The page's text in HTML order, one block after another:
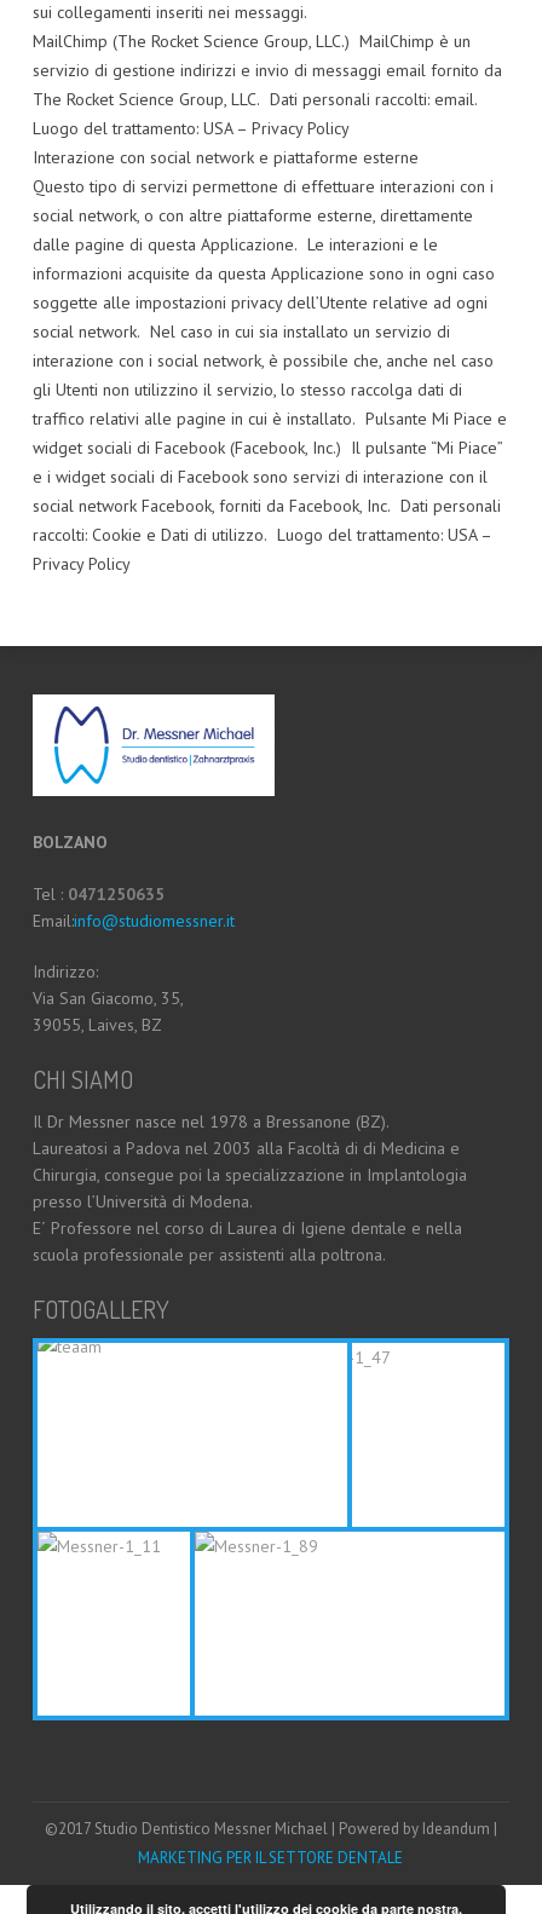
sui collegamenti inseriti nei messaggi.
MailChimp (The Rocket Science Group, LLC.) MailChimp è un
servizio di gestione indirizzi e invio di messaggi email fornito da
The Rocket Science Group, LLC. Dati personali raccolti: email.
Luogo del trattamento: USA – Privacy Policy
Interazione con social network e piattaforme esterne
Questo tipo di servizi permettone di effettuare interazioni con i
social network, o con altre piattaforme esterne, direttamente
dalle pagine di questa Applicazione. Le interazioni e le
informazioni acquisite da questa Applicazione sono in ogni caso
soggette alle impostazioni privacy dell’Utente relative ad ogni
social network. Nel caso in cui sia installato un servizio di
interazione con i social network, è possibile che, anche nel caso
gli Utenti non utilizzino il servizio, lo stesso raccolga dati di
traffico relativi alle pagine in cui è installato. Pulsante Mi Piace e
widget sociali di Facebook (Facebook, Inc.) Il pulsante “Mi Piace”
e i widget sociali di Facebook sono servizi di interazione con il
social network Facebook, forniti da Facebook, Inc. Dati personali
raccolti: Cookie e Dati di utilizzo. Luogo del trattamento: USA –
Privacy Policy
BOLZANO
Tel : 0471250635
Email:info@studiomessner.it
Indirizzo:
Via San Giacomo, 35,
39055, Laives, BZ
CHI SIAMO
Il Dr Messner nasce nel 1978 a Bressanone (BZ).
Laureatosi a Padova nel 2003 alla Facoltà di di Medicina e
Chirurgia, consegue poi la specializzazione in Implantologia
presso l’Università di Modena.
E´ Professore nel corso di Laurea di Igiene dentale e nella
scuola professionale per assistenti alla poltrona.
FOTOGALLERY
©2017 Studio Dentistico Messner Michael | Powered by Ideandum |
MARKETING PER IL SETTORE DENTALE
Utilizzando il sito, accetti l'utilizzo dei cookie da parte nostra.